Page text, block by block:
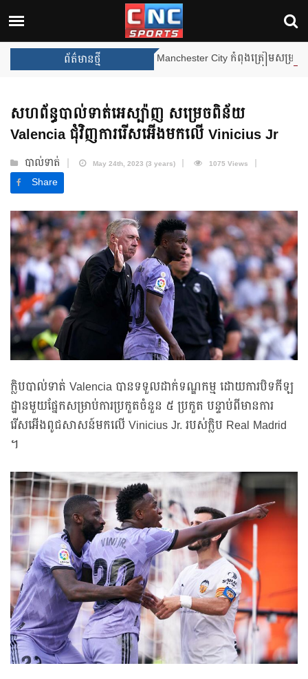
ព័ត៌មានថ្មី Manchester City កំពុងត្រៀមសម្រាប់ការចាក
សហព័ន្ធបាល់ទាត់អេស្ប៉ាញ សម្រេចពិន័យ
Valencia ជុំវិញការរើសអើងមកលើ Vinicius Jr
បាល់ទាត់ May 24th, 2023 (3 years) 1075 Views
Share
ក្លិបបាល់ទាត់ Valencia បានទទួលដាក់ទណ្ឌកម្ម ដោយការបិទកីឡ
ដ្ឋានមួយផ្នែកសម្រាប់ការប្រកួតចំនួន ៥ ប្រកួត បន្ទាប់ពីមានការ
រើសអើងពូជសាសន៍មកលើ Vinicius Jr. របស់ក្លិប Real Madrid
។